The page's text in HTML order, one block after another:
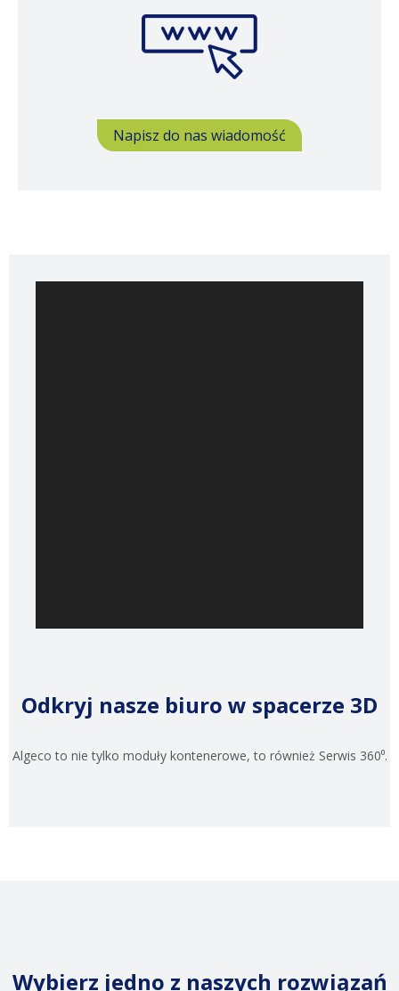
Napisz do nas wiadomość
Odkryj nasze biuro w spacerze 3D
Algeco to nie tylko moduły kontenerowe, to również Serwis 360⁰.
Wybierz jedno z naszych rozwiązań